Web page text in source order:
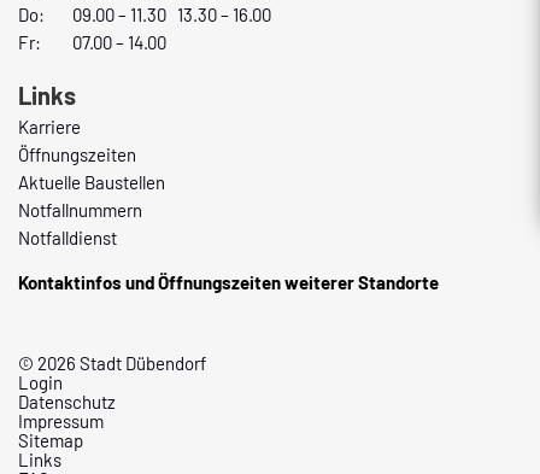
Do:
09.00 – 11.30 13.30 – 16.00
Fr:
07.00 – 14.00
Links
Karriere
Öffnungszeiten
Aktuelle Baustellen
Notfallnummern
Notfalldienst
Kontaktinfos und Öffnungszeiten weiterer Standorte
© 2026 Stadt Dübendorf
Login
Datenschutz
Impressum
Sitemap
Links